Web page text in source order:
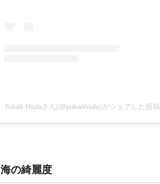
Yukali Hiulaさん(@yukalihiula)がシェアした投稿
海の綺麗度